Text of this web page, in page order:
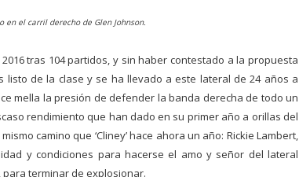
en el carril derecho de Glen Johnson.
tras 104 partidos, y sin haber contestado a la propuesta
listo de la clase y se ha llevado a este lateral de 24 años a
mella la presión de defender la banda derecha de todo un
rendimiento que han dado en su primer año a orillas del
camino que ‘Cliney’ hace ahora un año: Rickie Lambert,
y condiciones para hacerse el amo y señor del lateral
para terminar de explosionar.